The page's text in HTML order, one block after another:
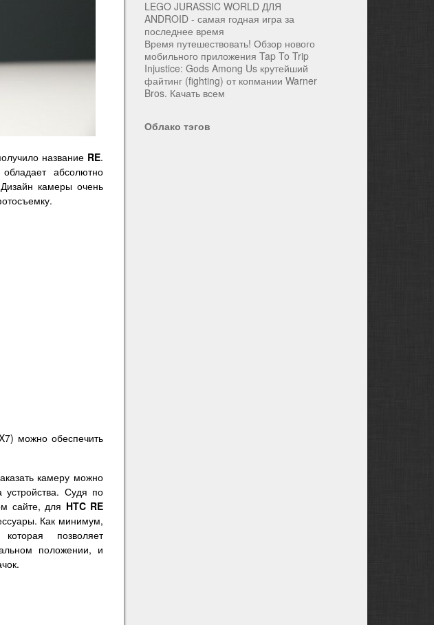
название RE.
абсолютно
камеры очень
можно обеспечить
камеру можно
Судя по
сайте, для HTC RE
Как минимум,
позволяет
положении, и
LEGO JURASSIC WORLD ДЛЯ
ANDROID - самая годная игра за
последнее время
Время путешествовать! Обзор нового
мобильного приложения Tap To Trip
Injustice: Gods Among Us крутейший
файтинг (fighting) от копмании Warner
Bros. Качать всем
Облако тэгов